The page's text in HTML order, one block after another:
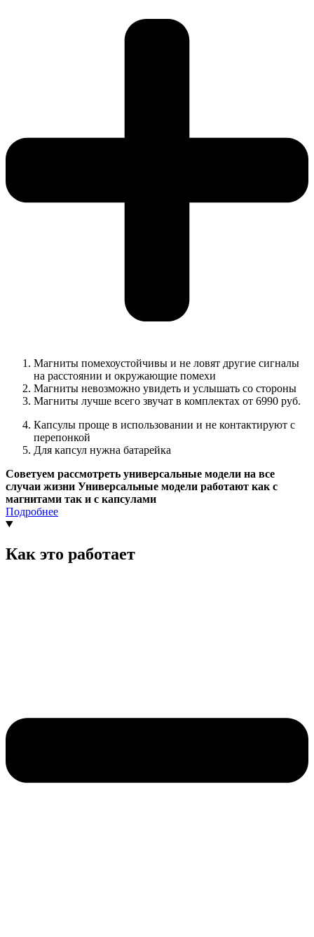
Магниты помехоустойчивы и не ловят другие сигналы
на расстоянии и окружающие помехи
Магниты невозможно увидеть и услышать со стороны
Магниты лучше всего звучат в комплектах от 6990 руб.
Капсулы проще в использовании и не контактируют с
перепонкой
Для капсул нужна батарейка
Советуем рассмотреть универсальные модели на все
случаи жизни Универсальные модели работают как с
магнитами так и с капсулами
Подробнее
Как это работает